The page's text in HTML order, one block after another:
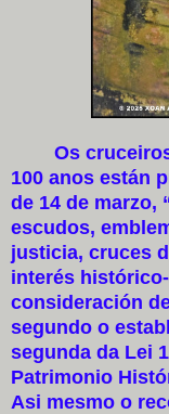
Os cruceiros
100 anos están
de 14 de marzo,
escudos,
justicia, cruces
interés
consideración
segundo o
segunda da Lei
Patrimonio
Asi mesmo o